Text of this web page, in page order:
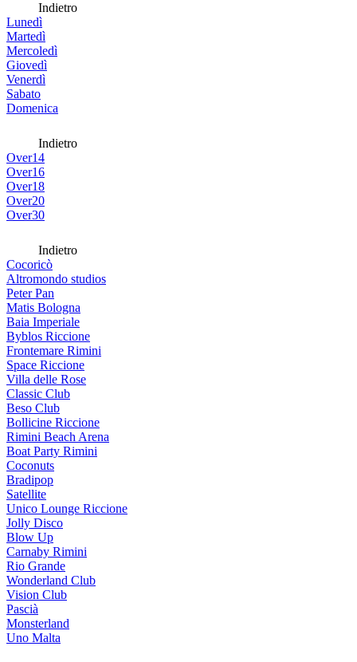
Indietro
Lunedì
Martedì
Mercoledì
Giovedì
Venerdì
Sabato
Domenica
Indietro
Over14
Over16
Over18
Over20
Over30
Indietro
Cocoricò
Altromondo studios
Peter Pan
Matis Bologna
Baia Imperiale
Byblos Riccione
Frontemare Rimini
Space Riccione
Villa delle Rose
Classic Club
Beso Club
Bollicine Riccione
Rimini Beach Arena
Boat Party Rimini
Coconuts
Bradipop
Satellite
Unico Lounge Riccione
Jolly Disco
Blow Up
Carnaby Rimini
Rio Grande
Wonderland Club
Vision Club
Pascià
Monsterland
Uno Malta